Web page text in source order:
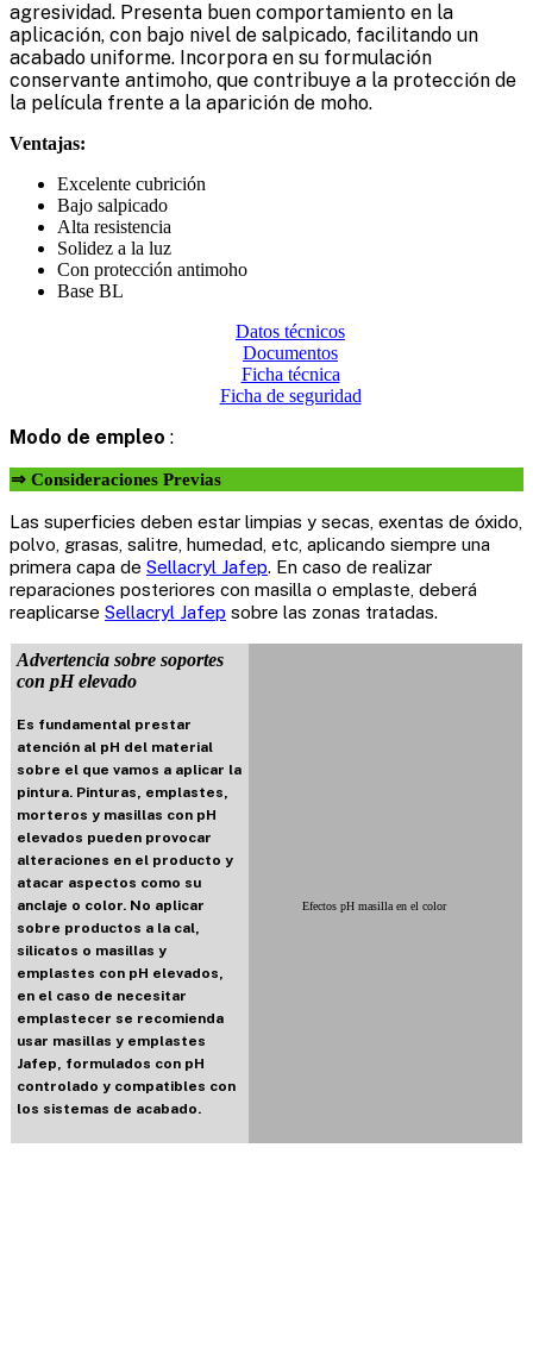
agresividad. Presenta buen comportamiento en la
aplicación, con bajo nivel de salpicado, facilitando un
acabado uniforme. Incorpora en su formulación
conservante antimoho, que contribuye a la protección de
la película frente a la aparición de moho.
Ventajas:
Excelente cubrición
Bajo salpicado
Alta resistencia
Solidez a la luz
Con protección antimoho
Base BL
Datos técnicos
Documentos
Ficha técnica
Ficha de seguridad
Modo de empleo :
⇒ Consideraciones Previas
Las superficies deben estar limpias y secas, exentas de óxido,
polvo, grasas, salitre, humedad, etc, aplicando siempre una
primera capa de Sellacryl Jafep. En caso de realizar
reparaciones posteriores con masilla o emplaste, deberá
reaplicarse Sellacryl Jafep sobre las zonas tratadas.
Advertencia sobre soportes
con pH elevado
Es fundamental prestar
atención al pH del material
sobre el que vamos a aplicar la
pintura. Pinturas, emplastes,
morteros y masillas con pH
elevados pueden provocar
alteraciones en el producto y
atacar aspectos como su
anclaje o color. No aplicar
sobre productos a la cal,
silicatos o masillas y
emplastes con pH elevados,
en el caso de necesitar
emplastecer se recomienda
usar masillas y emplastes
Jafep, formulados con pH
controlado y compatibles con
los sistemas de acabado.
Efectos pH masilla en el color